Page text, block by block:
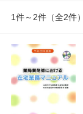
1件～2件（全2件）